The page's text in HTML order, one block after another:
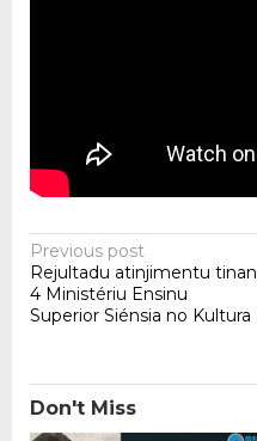
Post
navigation
Previous post
Rejultadu atinjimentu tinan
4 Ministériu Ensinu
Superior Siénsia no Kultura
Don't Miss